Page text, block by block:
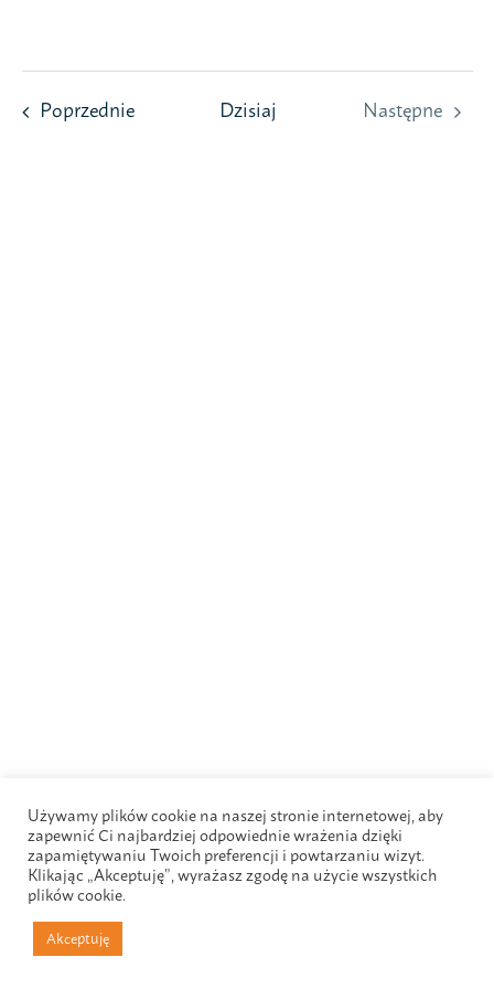
PoprzednieWydarzeniaDzisiaj
Następne
Używamy plików cookie na naszej stronie internetowej, aby
zapewnić Ci najbardziej odpowiednie wrażenia dzięki
zapamiętywaniu Twoich preferencji i powtarzaniu wizyt.
Klikając „Akceptuję”, wyrażasz zgodę na użycie wszystkich
plików cookie.
Akceptuję